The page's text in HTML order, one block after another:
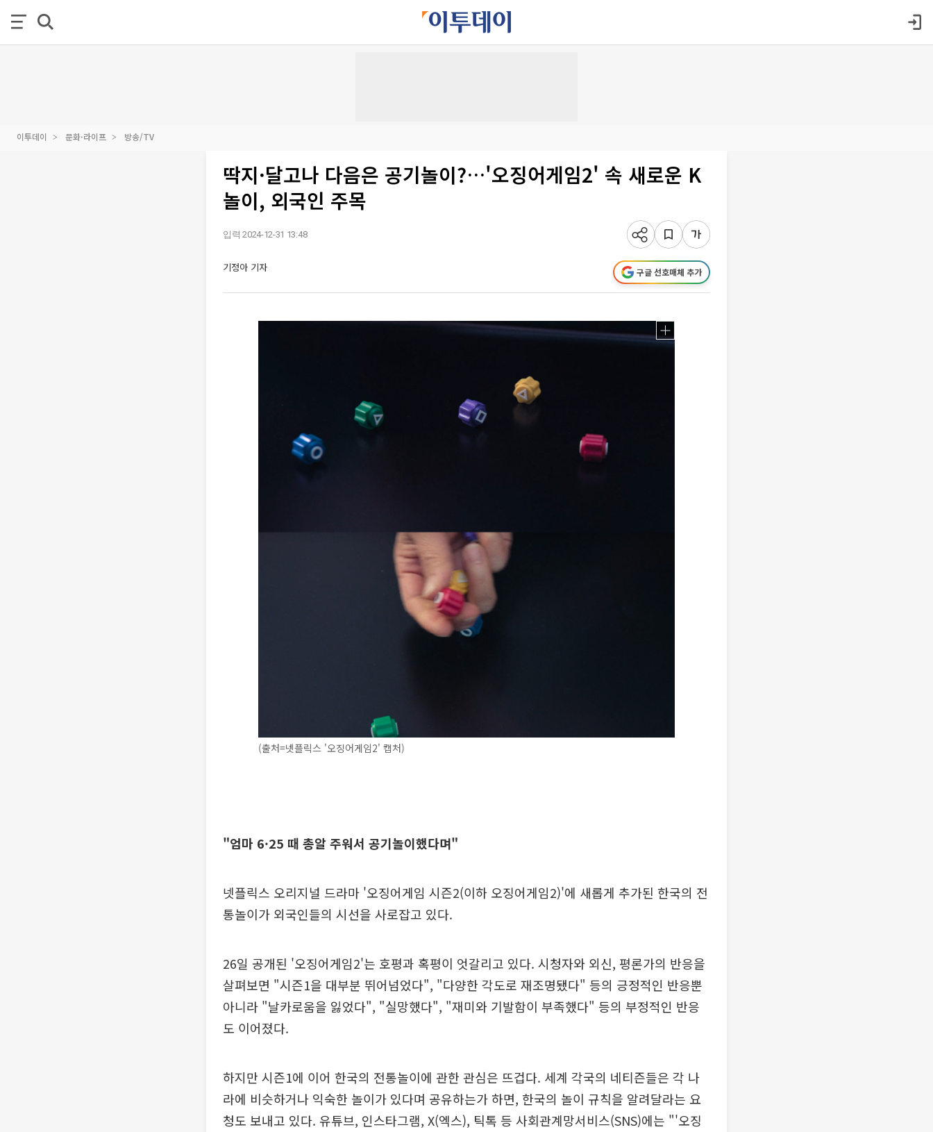
이투데이 문화·라이프 방송/TV
딱지·달고나 다음은 공기놀이?…'오징어게임2' 속 새로운 K
놀이, 외국인 주목
입력 2024-12-31 13:48
기정아 기자 구글 선호매체 추가
(출처=넷플릭스 '오징어게임2' 캡처)
"엄마 6·25 때 총알 주워서 공기놀이했다며"
넷플릭스 오리지널 드라마 '오징어게임 시즌2(이하 오징어게임2)'에 새롭게 추가된 한국의 전
통놀이가 외국인들의 시선을 사로잡고 있다.
26일 공개된 '오징어게임2'는 호평과 혹평이 엇갈리고 있다. 시청자와 외신, 평론가의 반응을
살펴보면 "시즌1을 대부분 뛰어넘었다", "다양한 각도로 재조명됐다" 등의 긍정적인 반응뿐
아니라 "날카로움을 잃었다", "실망했다", "재미와 기발함이 부족했다" 등의 부정적인 반응
도 이어졌다.
하지만 시즌1에 이어 한국의 전통놀이에 관한 관심은 뜨겁다. 세계 각국의 네티즌들은 각 나
라에 비슷하거나 익숙한 놀이가 있다며 공유하는가 하면, 한국의 놀이 규칙을 알려달라는 요
청도 보내고 있다. 유튜브, 인스타그램, X(엑스), 틱톡 등 사회관계망서비스(SNS)에는 "'오징